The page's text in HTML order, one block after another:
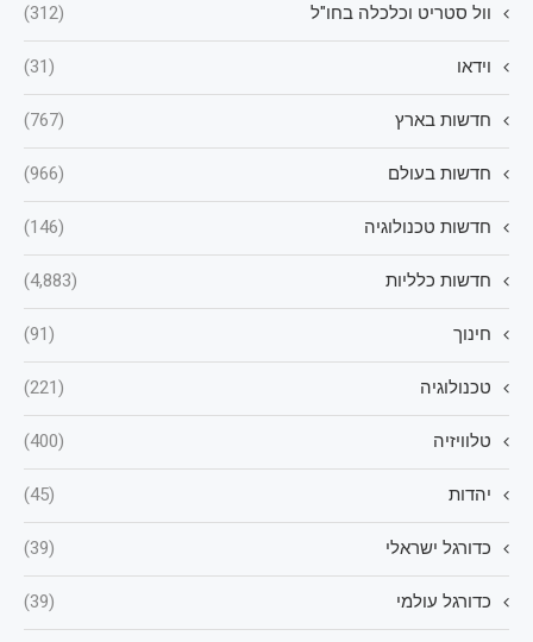
וול סטריט וכלכלה בחו"ל (312)
וידאו (31)
חדשות בארץ (767)
חדשות בעולם (966)
חדשות טכנולוגיה (146)
חדשות כלליות (4,883)
חינוך (91)
טכנולוגיה (221)
טלוויזיה (400)
יהדות (45)
כדורגל ישראלי (39)
כדורגל עולמי (39)